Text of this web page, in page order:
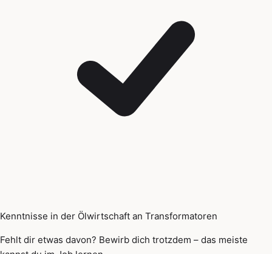
Kenntnisse in der Ölwirtschaft an Transformatoren
Fehlt dir etwas davon? Bewirb dich trotzdem – das meiste